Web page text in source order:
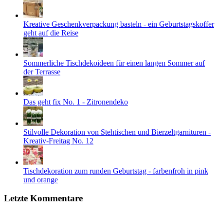
Kreative Geschenkverpackung basteln - ein Geburtstagskoffer
geht auf die Reise
Sommerliche Tischdekoideen für einen langen Sommer auf
der Terrasse
Das geht fix No. 1 - Zitronendeko
Stilvolle Dekoration von Stehtischen und Bierzeltgarnituren -
Kreativ-Freitag No. 12
Tischdekoration zum runden Geburtstag - farbenfroh in pink
und orange
Letzte Kommentare